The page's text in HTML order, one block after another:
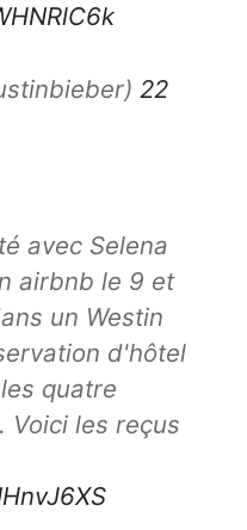
22
avec Selena
airbnb le 9 et
un Westin
d'hôtel
quatre
Voici les reçus